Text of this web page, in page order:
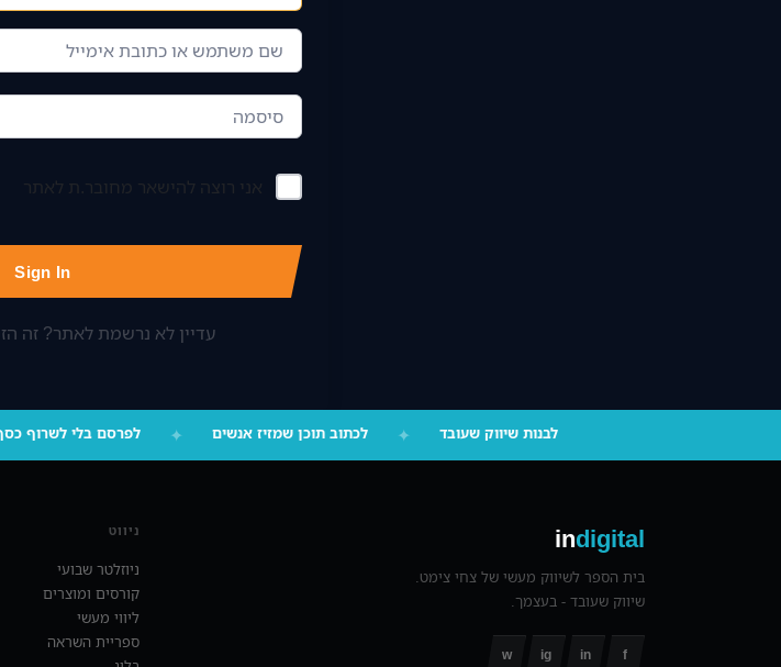
אני רוצה להישאר מחובר.ת לאתר
Sign In
עדיין לא נרשמת לאתר? זה
לבנות שיווק שעובד ✦ לכתוב תוכן שמזיז אנשים ✦ לפרסם בלי לשרוף
indigital
בית הספר לשיווק מעשי של צחי צימט.
שיווק שעובד - בעצמך.
f
in
ig
w
ניווט
ניוזלטר שבועי
קורסים ומוצרים
ליווי מעשי
ספריית השראה